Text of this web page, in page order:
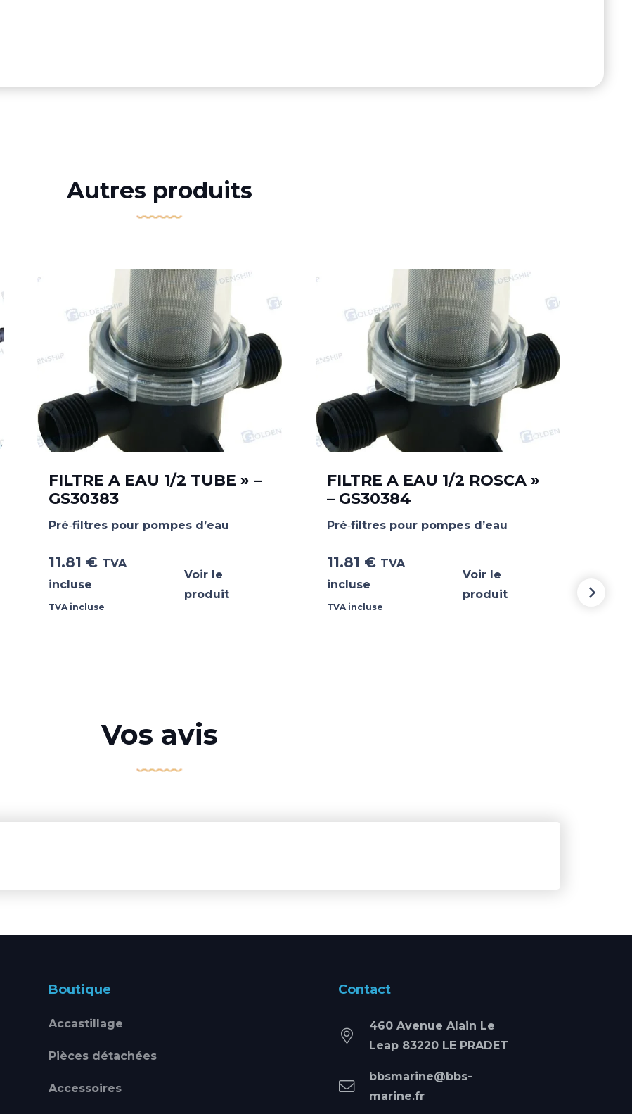
Autres produits
FILTRE A EAU 1/2 TUBE » –
GS30383
Pré‐filtres pour pompes d’eau
11.81 € TVA
incluse
TVA incluse
Voir le
produit
FILTRE A EAU 1/2 ROSCA »
– GS30384
Pré‐filtres pour pompes d’eau
11.81 € TVA
incluse
TVA incluse
Voir le
produit
Vos avis
Boutique
Accastillage
Pièces détachées
Accessoires
Contact
460 Avenue Alain Le
Leap 83220 LE PRADET
bbsmarine@bbs-
marine.fr